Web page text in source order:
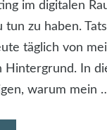
im digitalen
tun zu haben.
täglich von
Hintergrund. In
warum mein